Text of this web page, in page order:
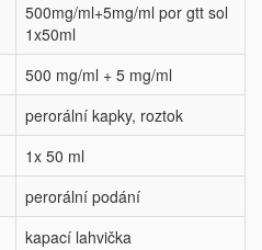
500mg/ml+5mg/ml por gtt sol
1x50ml
500 mg/ml + 5 mg/ml
perorální kapky, roztok
1x 50 ml
perorální podání
kapací lahvička